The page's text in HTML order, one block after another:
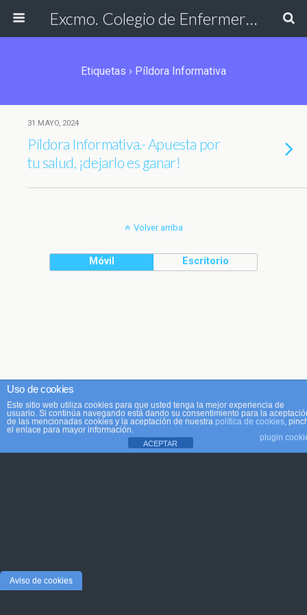
Excmo. Colegio de Enfermería de Cádiz
Etiquetas › Píldora Informativa
31 MAYO, 2024
Píldora Informativa.- Apuesta por
tu salud, ¡dejarlo es ganar!
Volver arriba
Móvil Escritorio
Uso de cookies
Este sitio web utiliza cookies para que usted tenga la mejor experiencia de
usuario. Si continúa navegando está dando su consentimiento para la
de las mencionadas cookies y la aceptación de nuestra política de cookies,
el enlace para mayor información.
plugin
ACEPTAR
Aviso de cookies